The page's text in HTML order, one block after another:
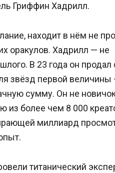
Гриффин Хадрилл.
находит в нём не
оракулов. Хадрилл — не
В 23 года он продал
звёзд первой величины
сумму. Он не
из более чем 8 000
миллиард
титанический